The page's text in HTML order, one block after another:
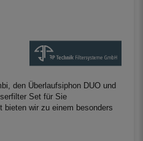
den Überlaufsiphon DUO und
Set für Sie
wir zu einem besonders